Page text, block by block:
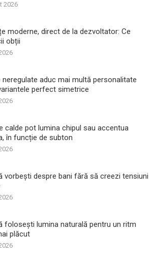
2026
moderne, direct de la dezvoltator: Ce
obții
neregulate aduc mai multă personalitate
perfect simetrice
calde pot lumina chipul sau accentua
în funcție de subton
vorbești despre bani fără să creezi tensiuni
folosești lumina naturală pentru un ritm
plăcut